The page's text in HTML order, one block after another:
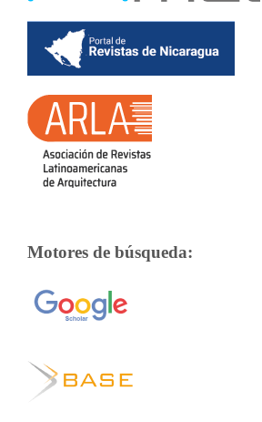
Motores de búsqueda: